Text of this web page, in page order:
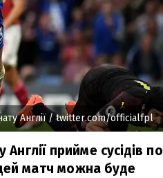
Англії / twitter.com/officialfpl
прийме сусідів по
цей матч можна буде